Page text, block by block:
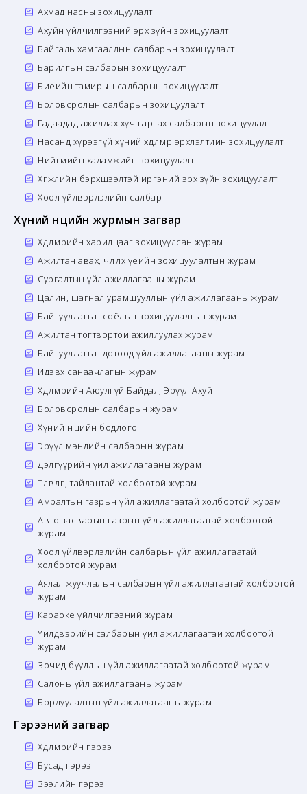
Ахмад насны зохицуулалт
Ахуйн үйлчилгээний эрх зүйн зохицуулалт
Байгаль хамгааллын салбарын зохицуулалт
Барилгын салбарын зохицуулалт
Биеийн тамирын салбарын зохицуулалт
Боловсролын салбарын зохицуулалт
Гадаадад ажиллах хүч гаргах салбарын зохицуулалт
Насанд хүрээгүй хүний хөдөлмөр эрхлэлтийн зохицуулалт
Нийгмийн халамжийн зохицуулалт
Хөгжлийн бэрхшээлтэй иргэний эрх зүйн зохицуулалт
Хоол үйлвэрлэлийн салбар
Хүний нөөцийн журмын загвар
Хөдөлмөрийн харилцааг зохицуулсан журам
Ажилтан авах, чөлөөлөх үеийн зохицуулалтын журам
Сургалтын үйл ажиллагааны журам
Цалин, шагнал урамшууллын үйл ажиллагааны журам
Байгууллагын соёлын зохицуулалтын журам
Ажилтан тогтвортой ажиллуулах журам
Байгууллагын дотоод үйл ажиллагааны журам
Идэвх санаачлагын журам
Хөдөлмөрийн Аюулгүй Байдал, Эрүүл Ахуй
Боловсролын салбарын журам
Хүний нөөцийн бодлого
Эрүүл мэндийн салбарын журам
Дэлгүүрийн үйл ажиллагааны журам
Төлөвлөгөө, тайлантай холбоотой журам
Амралтын газрын үйл ажиллагаатай холбоотой журам
Авто засварын газрын үйл ажиллагаатай холбоотой
журам
Хоол үйлвэрлэлийн салбарын үйл ажиллагаатай
холбоотой журам
Аялал жуучлалын салбарын үйл ажиллагаатай холбоотой
журам
Караоке үйлчилгээний журам
Үйлдвэрийн салбарын үйл ажиллагаатай холбоотой
журам
Зочид буудлын үйл ажиллагаатай холбоотой журам
Салоны үйл ажиллагааны журам
Борлуулалтын үйл ажиллагааны журам
Гэрээний загвар
Хөдөлмөрийн гэрээ
Бусад гэрээ
Зээлийн гэрээ